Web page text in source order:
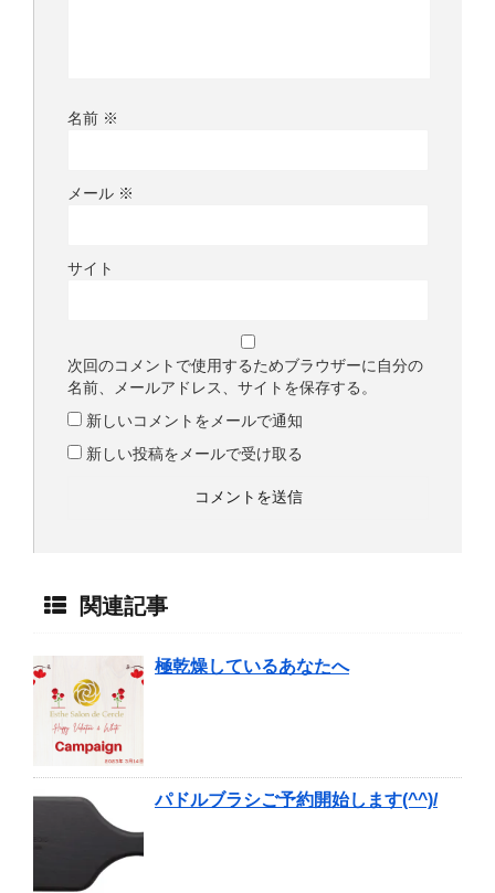
名前 ※
メール ※
サイト
次回のコメントで使用するためブラウザーに自分の
名前、メールアドレス、サイトを保存する。
新しいコメントをメールで通知
新しい投稿をメールで受け取る
関連記事
極乾燥しているあなたへ
パドルブラシご予約開始します(^^)/